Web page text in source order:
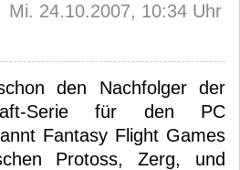
24.10.2007, 10:34 Uhr
den Nachfolger der
Serie für den PC
Fantasy Flight Games
Protoss, Zerg, und